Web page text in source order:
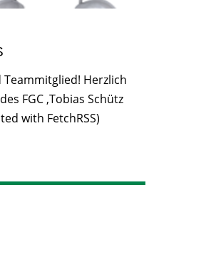
Herzlich
FGC ,Tobias Schütz
with FetchRSS)